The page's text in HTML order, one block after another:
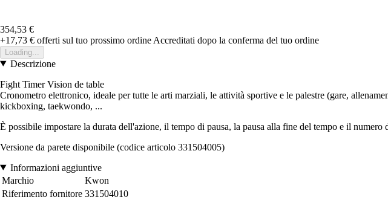
354,53 €
+17,73 € offerti sul tuo prossimo ordine Accreditati dopo la conferma del tuo ordine
Loading...
Descrizione
Fight Timer Vision de table
Cronometro elettronico, ideale per tutte le arti marziali, le attività sportive e le palestre (gare,
kickboxing, taekwondo, ...
È possibile impostare la durata dell'azione, il tempo di pausa, la pausa alla fine del tempo e il
Versione da parete disponibile (codice articolo 331504005)
Informazioni aggiuntive
Marchio
Kwon
Riferimento fornitore 331504010